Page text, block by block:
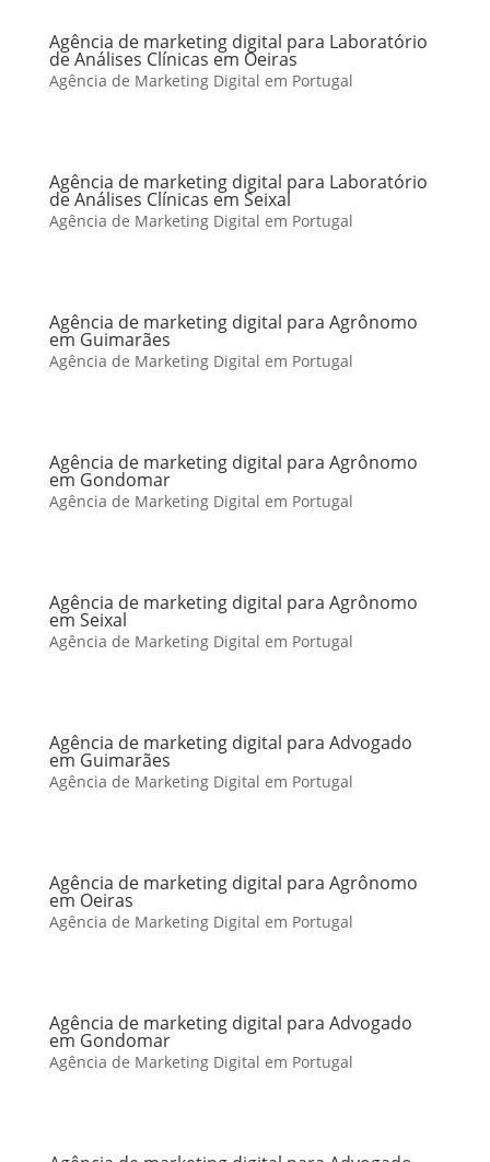
Agência de marketing digital para Laboratório
de Análises Clínicas em Oeiras
Agência de Marketing Digital em Portugal
Agência de marketing digital para Laboratório
de Análises Clínicas em Seixal
Agência de Marketing Digital em Portugal
Agência de marketing digital para Agrônomo
em Guimarães
Agência de Marketing Digital em Portugal
Agência de marketing digital para Agrônomo
em Gondomar
Agência de Marketing Digital em Portugal
Agência de marketing digital para Agrônomo
em Seixal
Agência de Marketing Digital em Portugal
Agência de marketing digital para Advogado
em Guimarães
Agência de Marketing Digital em Portugal
Agência de marketing digital para Agrônomo
em Oeiras
Agência de Marketing Digital em Portugal
Agência de marketing digital para Advogado
em Gondomar
Agência de Marketing Digital em Portugal